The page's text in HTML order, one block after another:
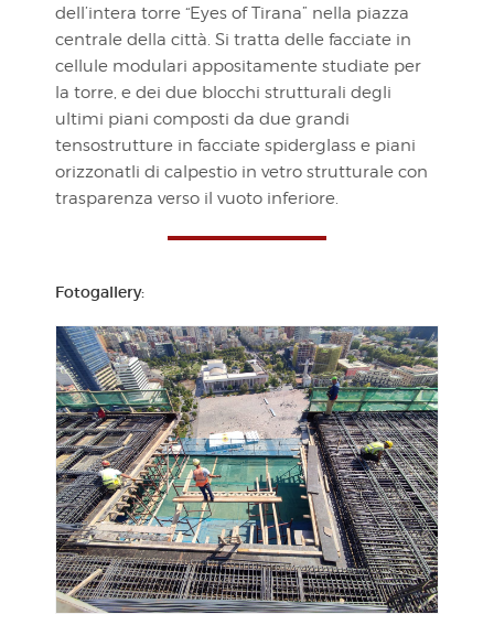
dell’intera torre “Eyes of Tirana” nella piazza
centrale della città. Si tratta delle facciate in
cellule modulari appositamente studiate per
la torre, e dei due blocchi strutturali degli
ultimi piani composti da due grandi
tensostrutture in facciate spiderglass e piani
orizzonatli di calpestio in vetro strutturale con
trasparenza verso il vuoto inferiore.
Fotogallery: